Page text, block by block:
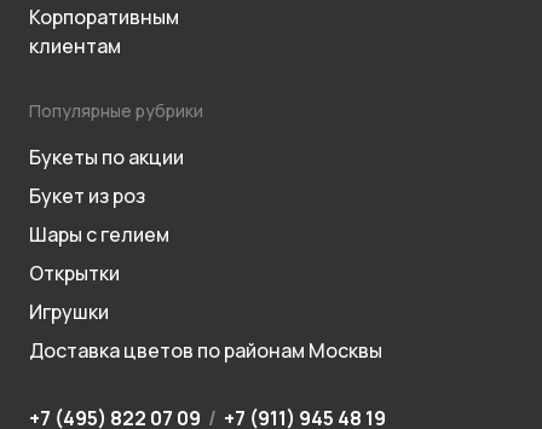
Корпоративным
клиентам
Популярные рубрики
Букеты по акции
Букет из роз
Шары с гелием
Открытки
Игрушки
Доставка цветов по районам Москвы
+7 (495) 822 07 09 / +7 (911) 945 48 19